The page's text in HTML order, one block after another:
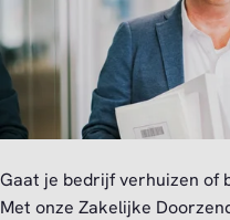
Gaat je bedrijf verhuizen of
Met onze Zakelijke